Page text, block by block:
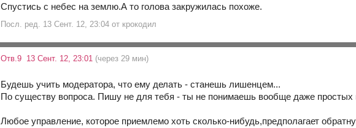
Спустись с небес на землю.А то голова закружилась похоже.
Посл. ред. 13 Сент. 12, 23:04 от крокодил
Отв.9 13 Сент. 12, 23:01 (через 29 мин)
Будешь учить модератора, что ему делать - станешь лишенцем...
По существу вопроса. Пишу не для тебя - ты не понимаешь вообще даже простых
Любое управление, которое приемлемо хоть сколько-нибудь,предполагает